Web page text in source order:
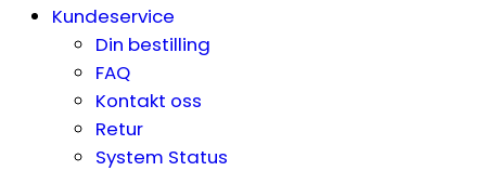
Kundeservice
Din bestilling
FAQ
Kontakt oss
Retur
System Status